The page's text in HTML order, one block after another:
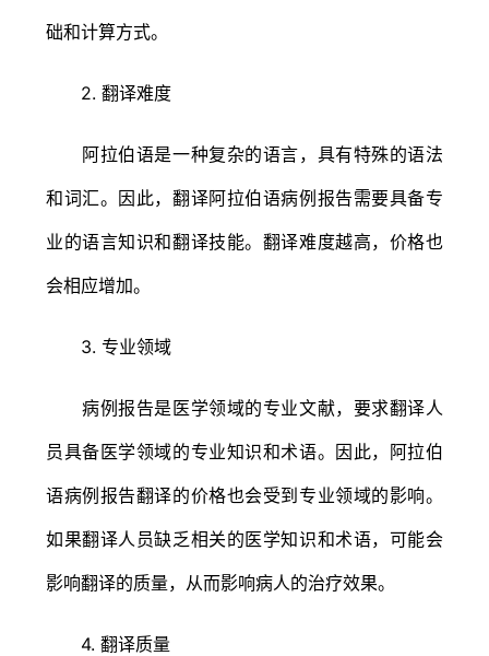
础和计算方式。
2. 翻译难度
阿拉伯语是一种复杂的语言，具有特殊的语法
和词汇。因此，翻译阿拉伯语病例报告需要具备专
业的语言知识和翻译技能。翻译难度越高，价格也
会相应增加。
3. 专业领域
病例报告是医学领域的专业文献，要求翻译人
员具备医学领域的专业知识和术语。因此，阿拉伯
语病例报告翻译的价格也会受到专业领域的影响。
如果翻译人员缺乏相关的医学知识和术语，可能会
影响翻译的质量，从而影响病人的治疗效果。
4. 翻译质量